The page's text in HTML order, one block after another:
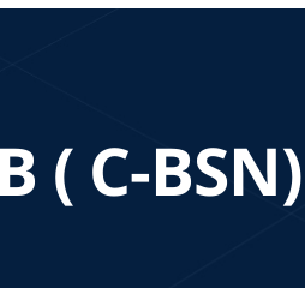
( C-BSN)